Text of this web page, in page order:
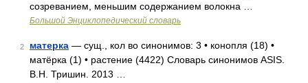
созреванием, меньшим содержанием волокна …
Большой Энциклопедический словарь
2 матерка — сущ., кол во синонимов: 3 • конопля (18) •
матёрка (1) • растение (4422) Словарь синонимов ASIS.
В.Н. Тришин. 2013 …